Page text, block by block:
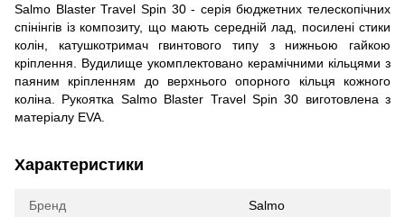
Salmo Blaster Travel Spin 30 - серія бюджетних телескопічних
спінінгів із композиту, що мають середній лад, посилені стики
колін, катушкотримач гвинтового типу з нижньою гайкою
кріплення. Вудилище укомплектовано керамічними кільцями з
паяним кріпленням до верхнього опорного кільця кожного
коліна. Рукоятка Salmo Blaster Travel Spin 30 виготовлена з
матеріалу EVA.
Характеристики
Бренд Salmo